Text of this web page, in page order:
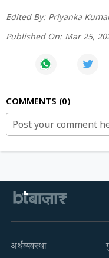
Edited By: Priyanka
Published On: Mar 25,
COMMENTS 0
अर्थव्यवस्था